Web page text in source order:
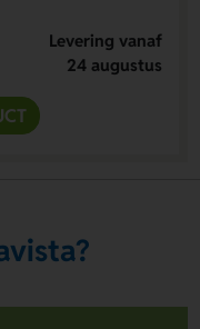
Levering vanaf
24 augustus